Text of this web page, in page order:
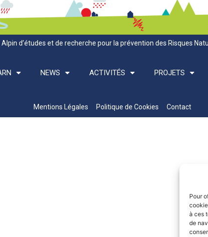
Pour
à ces
de
d’études et de recherche pour la prévention des Risques
NEWS ACTIVITÉS PROJETS
Mentions Légales Politique de Cookies Contact